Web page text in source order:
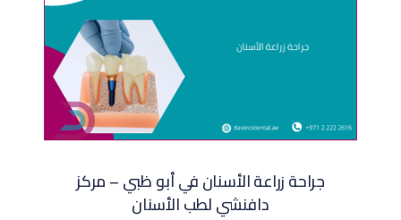
جراحة زراعة الأسنان في أبو ظبي – مركز
دافنشي لطب الأسنان